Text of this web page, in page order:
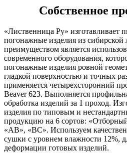
Собственное
«Лиственница Ру» изготавливает
погонажные изделия из
преимуществом является
современного оборудования,
погонажные изделия ровной
гладкой поверхностью и точных
применяется четырехсторонний
Beaver 623. Выполняется
обработка изделий за 1 проход.
изделия по типовым и
продукцию на 6 сортов:
«АВ», «ВС». Используем
сушки с уровнем влажности 12%,
деформации готовых изделий.